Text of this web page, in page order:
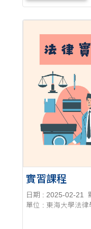
實習課程
日期 : 2025-02-21
單位 : 東海大學法律